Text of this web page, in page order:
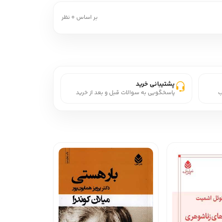
بر اساس 0 نظر
پشتیبانی خرید
پاسخگویی به سوالات قبل و بعد از خرید